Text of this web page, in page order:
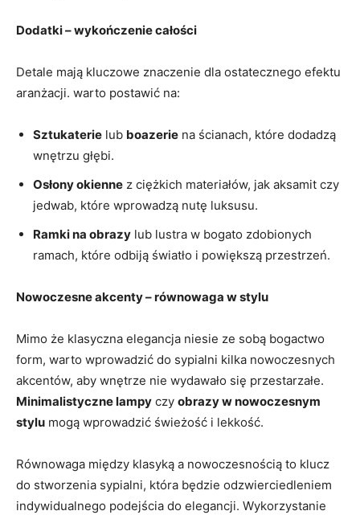
Dodatki – wykończenie całości
Detale mają kluczowe znaczenie dla ostatecznego efektu
aranżacji. warto postawić na:
Sztukaterie lub boazerie na ścianach, które dodadzą
wnętrzu głębi.
Osłony okienne z ciężkich materiałów, jak aksamit czy
jedwab, które wprowadzą nutę luksusu.
Ramki na obrazy lub lustra w bogato zdobionych
ramach, które odbiją światło i powiększą przestrzeń.
Nowoczesne akcenty – równowaga w stylu
Mimo że klasyczna elegancja niesie ze sobą bogactwo
form, warto wprowadzić do sypialni kilka nowoczesnych
akcentów, aby wnętrze nie wydawało się przestarzałe.
Minimalistyczne lampy czy obrazy w nowoczesnym
stylu mogą wprowadzić świeżość i lekkość.
Równowaga między klasyką a nowoczesnością to klucz
do stworzenia sypialni, która będzie odzwierciedleniem
indywidualnego podejścia do elegancji. Wykorzystanie